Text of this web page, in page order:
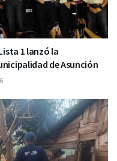
1 lanzó la
de Asunción